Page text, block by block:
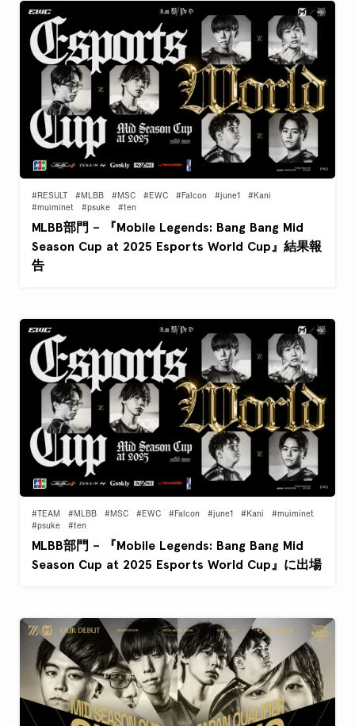
#RESULT #MLBB #MSC #EWC #Falcon #june1
#Kani
#muiminet
#psuke #ten
MLBB部門 – 『Mobile Legends: Bang Bang Mid
Season Cup at 2025 Esports World Cup』結果報
告
#TEAM #MLBB #MSC #EWC #Falcon #june1 #Kani
#muiminet
#psuke
#ten
MLBB部門 – 『Mobile Legends: Bang Bang Mid
Season Cup at 2025 Esports World Cup』に出場